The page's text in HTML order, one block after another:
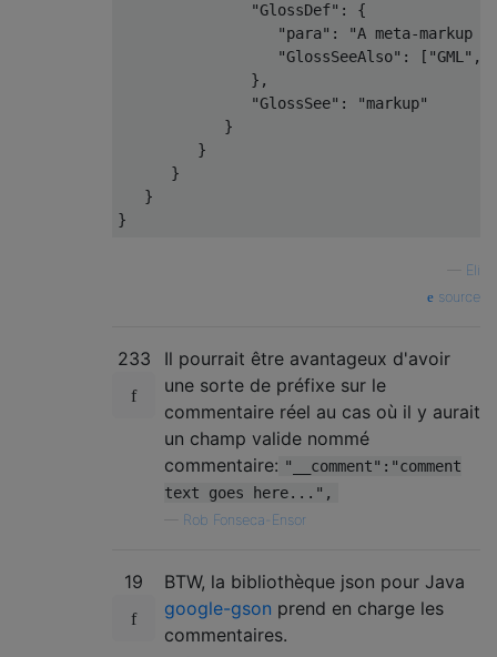
"GlossDef" :
{
"para" :
"A meta-markup
"GlossSeeAlso" : [ "GML" ,
},
"GlossSee" :
"markup"
}
}
}
}
}
Eli
source
233
Il pourrait être avantageux d'avoir
une sorte de préfixe sur le
commentaire réel au cas où il y aurait
un champ valide nommé
commentaire: "__comment":"comment
text goes here...",
Rob Fonseca-Ensor
19
BTW, la bibliothèque json pour Java
google-gson prend en charge les
commentaires.